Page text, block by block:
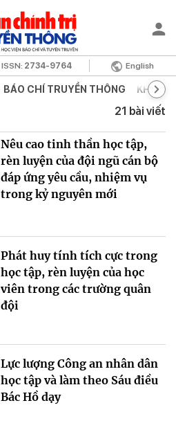
ISSN: 2734-9764 English
BÁO CHÍ TRUYỀN THÔNG KHOA
21 bài viết
Nêu cao tinh thần học tập,
rèn luyện của đội ngũ cán bộ
đáp ứng yêu cầu, nhiệm vụ
trong kỷ nguyên mới
Phát huy tính tích cực trong
học tập, rèn luyện của học
viên trong các trường quân
đội
Lực lượng Công an nhân dân
học tập và làm theo Sáu điều
Bác Hồ dạy